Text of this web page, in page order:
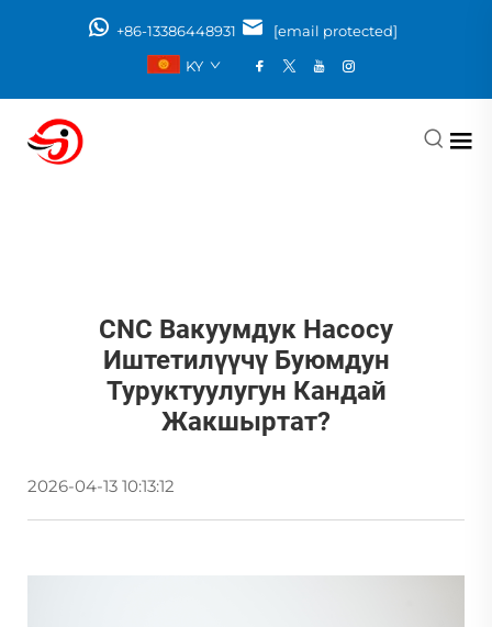
+86-13386448931
[email protected]
KY
CNC Вакуумдук Насосу
Иштетилүүчү Буюмдун
Туруктуулугун Кандай
Жакшыртат?
2026-04-13 10:13:12